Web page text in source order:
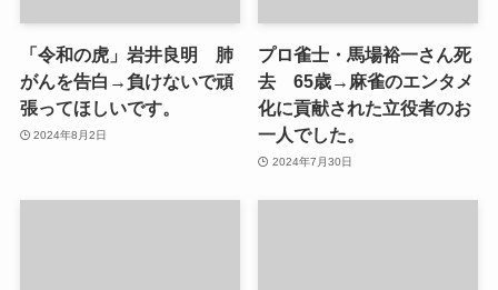
「令和の虎」岩井良明 肺
がんを告白→負けないで頑
張ってほしいです。
2024年8月2日
プロ雀士・馬場裕一さん死
去 65歳→麻雀のエンタメ
化に貢献された立役者のお
一人でした。
2024年7月30日